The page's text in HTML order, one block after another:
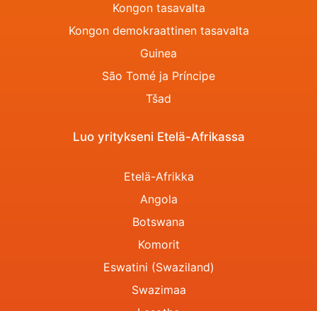
Kongon tasavalta
Kongon demokraattinen tasavalta
Guinea
São Tomé ja Príncipe
Tšad
Luo yritykseni Etelä-Afrikassa
Etelä-Afrikka
Angola
Botswana
Komorit
Eswatini (Swaziland)
Swazimaa